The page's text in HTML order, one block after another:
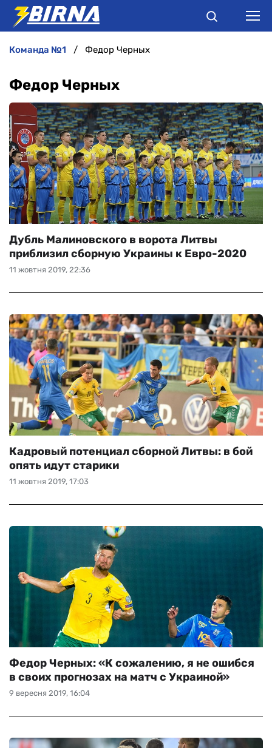
АНАЛІТИКА
ІНТЕРВ'Ю
РІЗНЕ
БУКМЕКЕРИ
команда №1 Федор Черных
Федор Черных
11 жовтня 2019, 22:36
Дубль Малиновского в ворота Литвы
приблизил сборную Украины к Евро-2020
11 жовтня 2019, 17:03
Кадровый потенциал сборной Литвы: в бой
опять идут старики
9 вересня 2019, 16:04
Федор Черных: «К сожалению, я не ошибся
в своих прогнозах на матч с Украиной»